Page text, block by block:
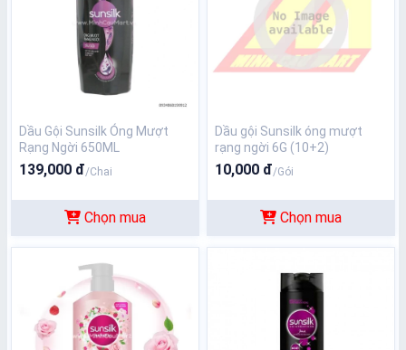
Dầu Gội Sunsilk Óng Mượt
Rạng Ngời 650ML
139,000 đ/Chai
Chọn mua
Dầu gội Sunsilk óng mượt
rạng ngời 6G (10+2)
10,000 đ/Gói
Chọn mua